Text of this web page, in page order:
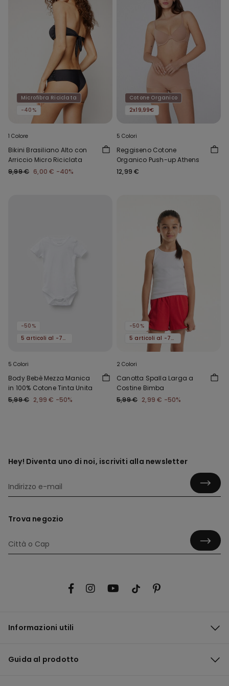
Microfibra Riciclata
-40%
1 Colore
Bikini Brasiliano Alto con
Arriccio Micro Riciclata
9,99 € 6,00 € -40%
Cotone Organico
2x19,99€
5 Colori
Reggiseno Cotone
Organico Push-up Athens
12,99 €
-50%
5 articoli al -70%
5 Colori
Body Bebè Mezza Manica
in 100% Cotone Tinta Unita
5,99 € 2,99 € -50%
-50%
5 articoli al -70%
2 Colori
Canotta Spalla Larga a
Costine Bimba
5,99 € 2,99 € -50%
Hey! Diventa uno di noi, iscriviti alla newsletter
Trova negozio
Informazioni utili
Guida al prodotto